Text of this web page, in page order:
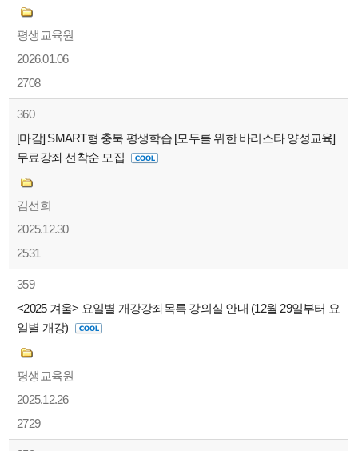
평생교육원
2026.01.06
2708
360
[마감] SMART형 충북 평생학습 [모두를 위한 바리스타 양성교육]
무료강좌 선착순 모집
김선희
2025.12.30
2531
359
<2025 겨울> 요일별 개강강좌목록 강의실 안내 (12월 29일부터 요
일별 개강)
평생교육원
2025.12.26
2729